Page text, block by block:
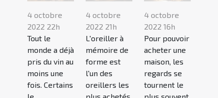
4 octobre
2022 22h
Tout le
monde a déjà
pris du vin au
moins une
fois. Certains
4 octobre
2022 21h
L'oreiller à
mémoire de
forme est
l'un des
oreillers les
4 octobre
2022 16h
Pour pouvoir
acheter une
maison, les
regards se
tournent le